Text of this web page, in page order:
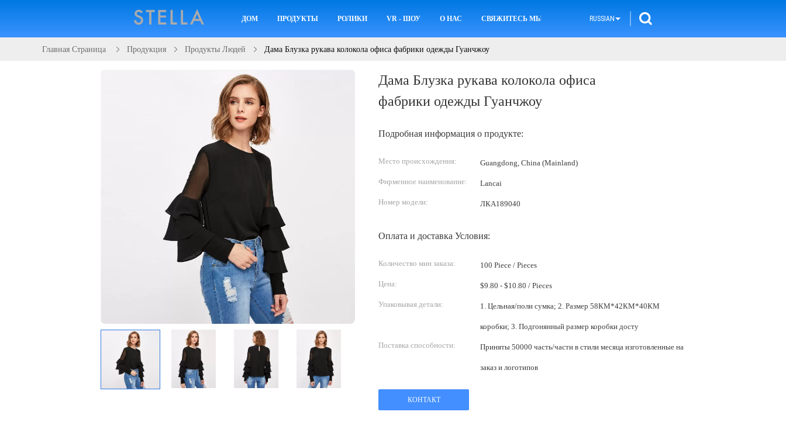
ДОМ ПРОДУКТЫ РОЛИКИ VR - ШОУ О НАС СВЯЖИТЕСЬ МЫ RUSSIAN
Главная Страница Продукция Продукты Людей Дама Блузка рукава колокола офиса фабрики одежды Гуанчжоу
Дама Блузка рукава колокола офиса
фабрики одежды Гуанчжоу
Подробная информация о продукте:
Место происхождения: Guangdong, China (Mainland)
Фирменное наименование: Lancai
Номер модели: ЛКА189040
Оплата и доставка Условия:
Количество мин заказа: 100 Piece / Pieces
Цена: $9.80 - $10.80 / Pieces
Упаковывая детали: 1. Цельная/поли сумка; 2. Размер 58КМ*42КМ*40КМ
коробки; 3. Подгонянный размер коробки досту
Поставка способности: Приняты 50000 часть/части в стили месяца изготовленные на
заказ и логотипов
КОНТАКТ